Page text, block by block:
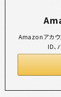
Amazonアカウ
ID、